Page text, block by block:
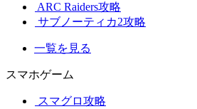
ARC Raiders攻略
サブノーティカ2攻略
一覧を見る
スマホゲーム
スマグロ攻略